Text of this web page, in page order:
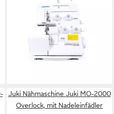
654DE - 2/3/4 Faden
UVP
799,00 €
mtl. in 48 Raten
lieferbar - in 2-3 Werktagen bei dir
Juki Nähmaschine Juki MO-2000
Overlock, mit Nadeleinfädler